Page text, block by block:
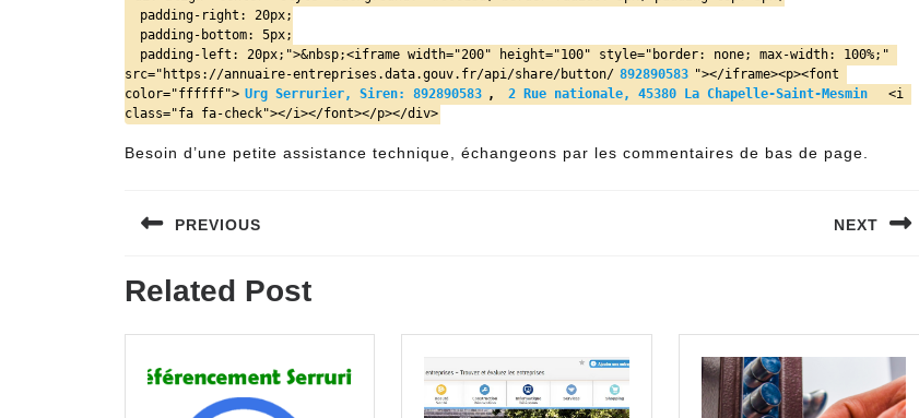
src="https://annuaire-entreprises.data.gouv.fr/api/share/button/ 892890583 "></iframe><p><font
color="ffffff"> Urg Serrurier, Siren: 892890583 , 2 Rue nationale, 45380 La Chapelle-Saint-Mesmin
  <i
class="fa fa-check"></i></font></p></div>
Besoin d’une petite assistance technique, échangeons par les commentaires de bas de page.
l’article
PREVIOUS
post:
NEXT
Related Post